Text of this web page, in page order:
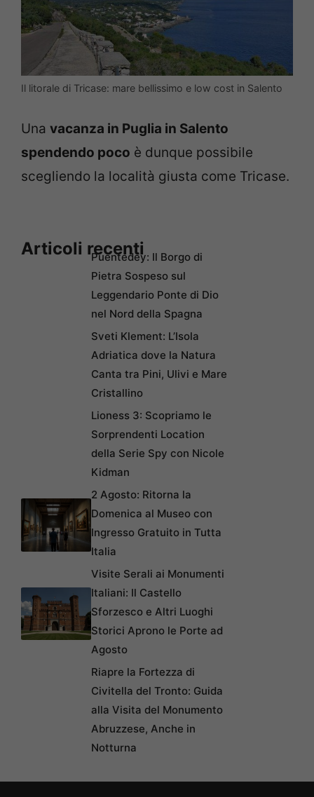
Il litorale di Tricase: mare bellissimo e low cost in Salento
Una vacanza in Puglia in Salento
spendendo poco è dunque possibile
scegliendo la località giusta come Tricase.
Articoli recentiPuentedey: Il Borgo di
Pietra Sospeso sul
Leggendario Ponte di Dio
nel Nord della Spagna
Sveti Klement: L’Isola
Adriatica dove la Natura
Canta tra Pini, Ulivi e Mare
Cristallino
Lioness 3: Scopriamo le
Sorprendenti Location
della Serie Spy con Nicole
Kidman
2 Agosto: Ritorna la
Domenica al Museo con
Ingresso Gratuito in Tutta
Italia
Visite Serali ai Monumenti
Italiani: Il Castello
Sforzesco e Altri Luoghi
Storici Aprono le Porte ad
Agosto
Riapre la Fortezza di
Civitella del Tronto: Guida
alla Visita del Monumento
Abruzzese, Anche in
Notturna